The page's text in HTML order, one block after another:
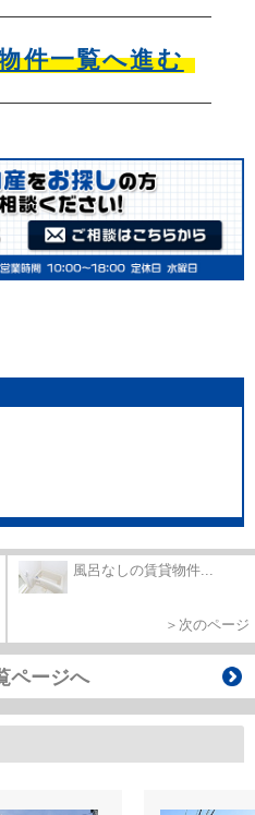
件一覧へ進む
風呂なしの賃貸物件...
＞次のページ
ページへ